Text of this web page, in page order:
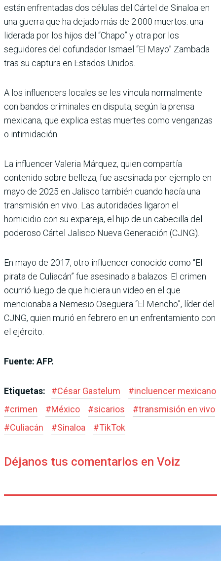
están enfrentadas dos células del Cártel de Sinaloa en
una guerra que ha dejado más de 2.000 muertos: una
liderada por los hijos del “Chapo” y otra por los
seguidores del cofundador Ismael “El Mayo” Zambada
tras su captura en Estados Unidos.
A los influencers locales se les vincula normalmente
con bandos criminales en disputa, según la prensa
mexicana, que explica estas muertes como venganzas
o intimidación.
La influencer Valeria Márquez, quien compartía
contenido sobre belleza, fue asesinada por ejemplo en
mayo de 2025 en Jalisco también cuando hacía una
transmisión en vivo. Las autoridades ligaron el
homicidio con su expareja, el hijo de un cabecilla del
poderoso Cártel Jalisco Nueva Generación (CJNG).
En mayo de 2017, otro influencer conocido como “El
pirata de Culiacán” fue asesinado a balazos. El crimen
ocurrió luego de que hiciera un video en el que
mencionaba a Nemesio Oseguera “El Mencho”, líder del
CJNG, quien murió en febrero en un enfrentamiento con
el ejército.
Fuente: AFP.
Etiquetas: #César Gastelum #incluencer mexicano
#crimen #México #sicarios #transmisión en vivo
#Culiacán #Sinaloa #TikTok
Déjanos tus comentarios en Voiz